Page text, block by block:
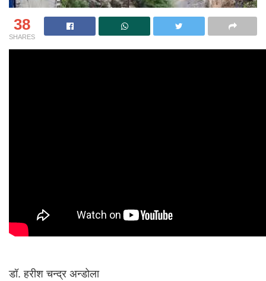
38
SHARES
डॉ. हरीश चन्द्र अन्डोला